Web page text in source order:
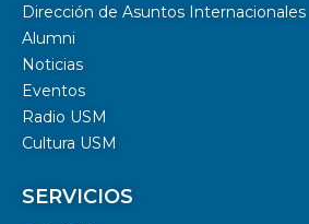
Dirección de Asuntos Internacionales
Alumni
Noticias
Eventos
Radio USM
Cultura USM
SERVICIOS